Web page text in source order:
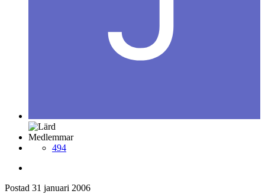
Medlemmar
494
Postad 31 januari 2006